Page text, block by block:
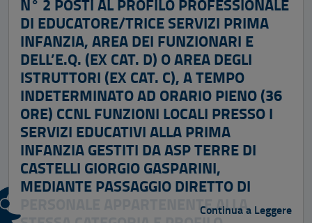
DI EDUCATORE/TRICE SERVIZI PRIMA
INFANZIA, AREA DEI FUNZIONARI E
DELL’E.Q. (EX CAT. D) O AREA DEGLI
ISTRUTTORI (EX CAT. C), A TEMPO
INDETERMINATO AD ORARIO PIENO (36
ORE) CCNL FUNZIONI LOCALI PRESSO I
SERVIZI EDUCATIVI ALLA PRIMA
INFANZIA GESTITI DA ASP TERRE DI
CASTELLI GIORGIO GASPARINI,
MEDIANTE PASSAGGIO DIRETTO DI
PERSONALE APPARTENENTE ALLA
Continua a Leggere